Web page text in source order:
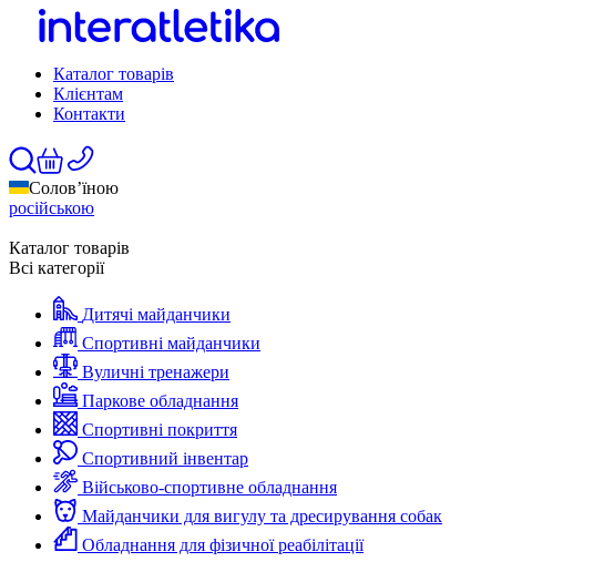
Каталог товарів
Клієнтам
Контакти
Солов’їною
російською
Каталог товарів
Всі категорії
Дитячі майданчики
Спортивні майданчики
Вуличні тренажери
Паркове обладнання
Спортивні покриття
Спортивний інвентар
Військово-спортивне обладнання
Майданчики для вигулу та дресирування собак
Обладнання для фізичної реабілітації